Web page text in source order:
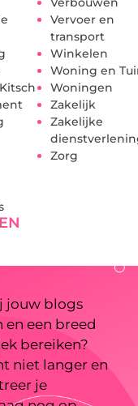
Vervoer en
transport
Winkelen
Woning en
Woningen
Zakelijk
Zakelijke
Zorg
jouw blogs
en een breed
bereiken?
niet langer en
je